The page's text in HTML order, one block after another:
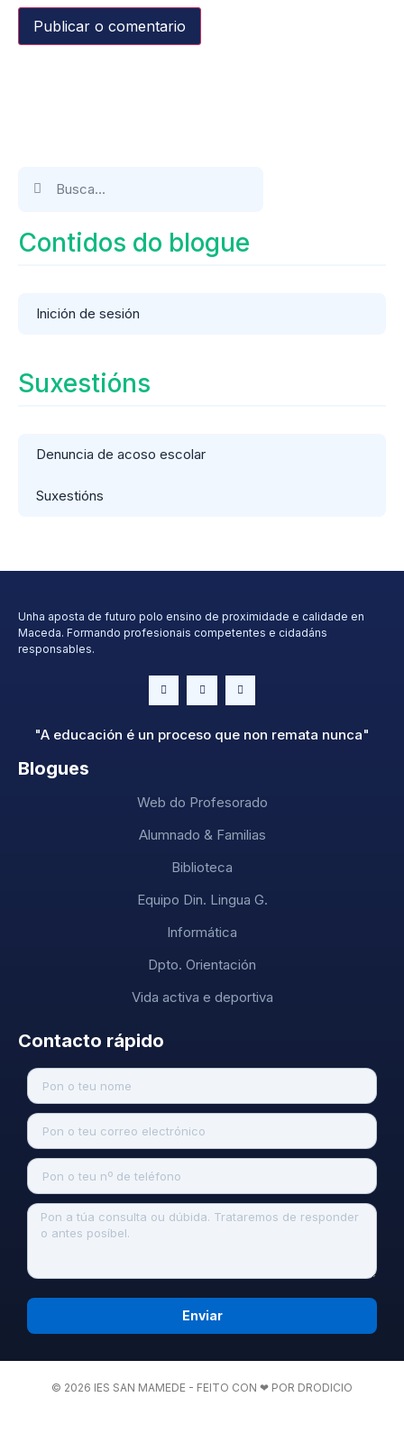
Contidos do blogue
Inición de sesión
Suxestións
Denuncia de acoso escolar
Suxestións
Unha aposta de futuro polo ensino de proximidade e calidade en
Maceda. Formando profesionais competentes e cidadáns
responsables.
"A educación é un proceso que non remata nunca"
Blogues
Web do Profesorado
Alumnado & Familias
Biblioteca
Equipo Din. Lingua G.
Informática
Dpto. Orientación
Vida activa e deportiva
Contacto rápido
Enviar
© 2026 IES SAN MAMEDE - FEITO CON ❤ POR DRODICIO